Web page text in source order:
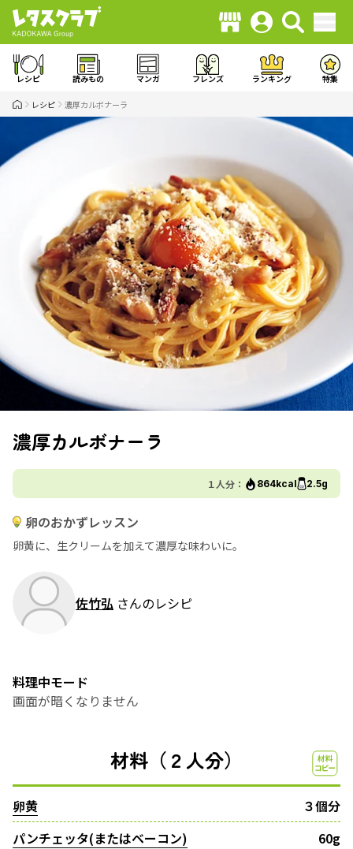
レシピ 読みもの マンガ フレンズ ランキング 特集
レシピ 濃厚カルボナーラ
濃厚カルボナーラ
１人分： 864kcal 2.5g
卵のおかずレッスン
卵黄に、生クリームを加えて濃厚な味わいに。
佐竹弘 さんのレシピ
料理中モード
画面が暗くなりません
材料（２人分）
卵黄
３個分
パンチェッタ(またはベーコン)
60g